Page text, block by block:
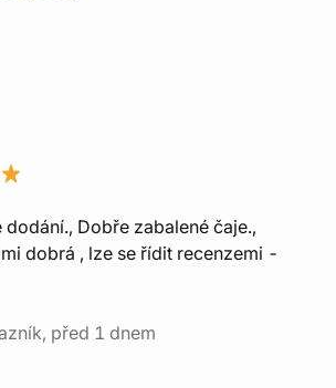
dodání., Dobře zabalené čaje.,
dobrá , lze se řídit recenzemi -
před 1 dnem